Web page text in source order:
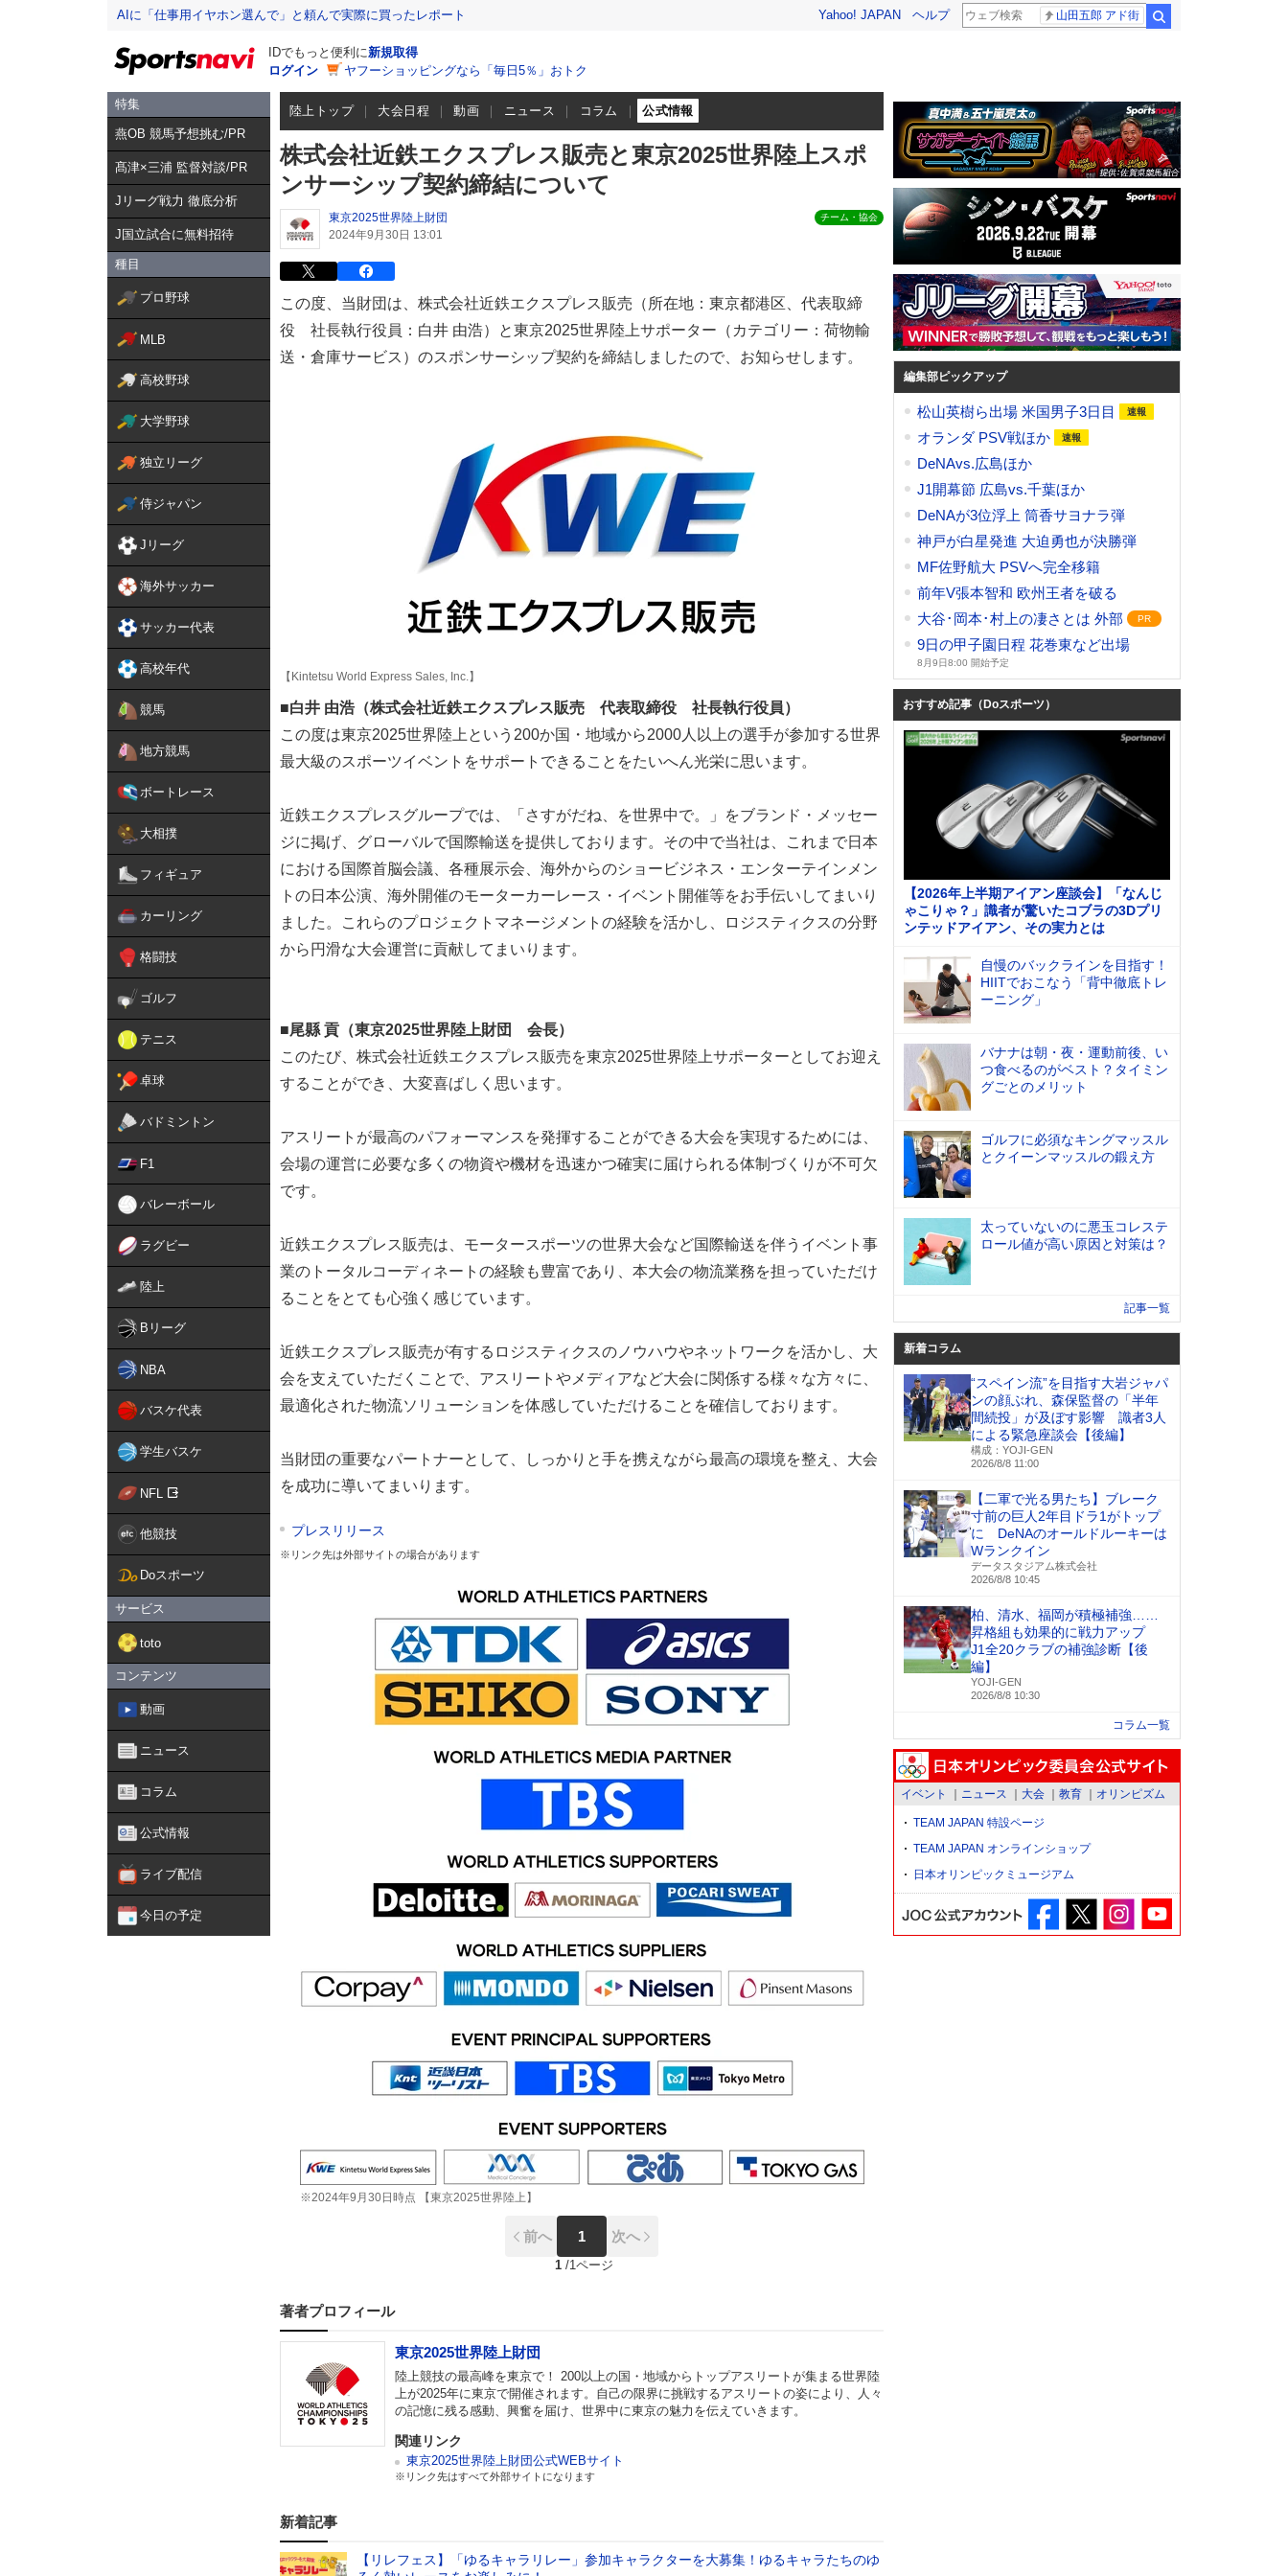
AIに「仕事用イヤホン選んで」と頼んで実際に買ったレポート Yahoo! JAPAN ヘルプ 山田五郎 アド街
IDでもっと便利に新規取得
ログイン
ヤフーショッピングなら「毎日5％」おトク
特集
燕OB 競馬予想挑む/PR
髙津×三浦 監督対談/PR
Jリーグ戦力 徹底分析
J国立試合に無料招待
種目
プロ野球
MLB
高校野球
大学野球
独立リーグ
侍ジャパン
Jリーグ
海外サッカー
サッカー代表
高校年代
競馬
地方競馬
ボートレース
大相撲
フィギュア
カーリング
格闘技
ゴルフ
テニス
卓球
バドミントン
F1
バレーボール
ラグビー
陸上
Bリーグ
NBA
バスケ代表
学生バスケ
NFL
他競技
Doスポーツ
サービス
toto
コンテンツ
動画
ニュース
コラム
公式情報
ライブ配信
今日の予定
陸上トップ 大会日程 動画 ニュース コラム 公式情報
株式会社近鉄エクスプレス販売と東京2025世界陸上スポ
ンサーシップ契約締結について
東京2025世界陸上財団
2024年9月30日 13:01
チーム・協会
この度、当財団は、株式会社近鉄エクスプレス販売（所在地：東京都港区、代表取締
役 社長執行役員：白井 由浩）と東京2025世界陸上サポーター（カテゴリー：荷物輸
送・倉庫サービス）のスポンサーシップ契約を締結しましたので、お知らせします。
【Kintetsu World Express Sales, Inc.】
■白井 由浩（株式会社近鉄エクスプレス販売 代表取締役 社長執行役員）
この度は東京2025世界陸上という200か国・地域から2000人以上の選手が参加する世界
最大級のスポーツイベントをサポートできることをたいへん光栄に思います。
近鉄エクスプレスグループでは、「さすがだね、を世界中で。」をブランド・メッセー
ジに掲げ、グローバルで国際輸送を提供しております。その中で当社は、これまで日本
における国際首脳会議、各種展示会、海外からのショービジネス・エンターテインメン
トの日本公演、海外開催のモーターカーレース・イベント開催等をお手伝いしてまいり
ました。これらのプロジェクトマネージメントの経験を活かし、ロジスティクスの分野
から円滑な大会運営に貢献してまいります。
■尾縣 貢（東京2025世界陸上財団 会長）
このたび、株式会社近鉄エクスプレス販売を東京2025世界陸上サポーターとしてお迎え
することができ、大変喜ばしく思います。
アスリートが最高のパフォーマンスを発揮することができる大会を実現するためには、
会場の運営に必要な多くの物資や機材を迅速かつ確実に届けられる体制づくりが不可欠
です。
近鉄エクスプレス販売は、モータースポーツの世界大会など国際輸送を伴うイベント事
業のトータルコーディネートの経験も豊富であり、本大会の物流業務を担っていただけ
ることをとても心強く感じています。
近鉄エクスプレス販売が有するロジスティクスのノウハウやネットワークを活かし、大
会を支えていただくことで、アスリートやメディアなど大会に関係する様々な方々に、
最適化された物流ソリューションを体感していただけることを確信しております。
当財団の重要なパートナーとして、しっかりと手を携えながら最高の環境を整え、大会
を成功に導いてまいります。
プレスリリース
※リンク先は外部サイトの場合があります
※2024年9月30日時点 【東京2025世界陸上】
前へ 1 次へ
1 /1ページ
著者プロフィール
東京2025世界陸上財団
陸上競技の最高峰を東京で！ 200以上の国・地域からトップアスリートが集まる世界陸
上が2025年に東京で開催されます。自己の限界に挑戦するアスリートの姿により、人々
の記憶に残る感動、興奮を届け、世界中に東京の魅力を伝えていきます。
関連リンク
東京2025世界陸上財団公式WEBサイト
※リンク先はすべて外部サイトになります
新着記事
【リレフェス】「ゆるキャラリレー」参加キャラクターを大募集！ゆるキャラたちのゆ
編集部ピックアップ
松山英樹ら出場 米国男子3日目
オランダ PSV戦ほか
DeNAvs.広島ほか
J1開幕節 広島vs.千葉ほか
DeNAが3位浮上 筒香サヨナラ弾
神戸が白星発進 大迫勇也が決勝弾
MF佐野航大 PSVへ完全移籍
前年V張本智和 欧州王者を破る
大谷･岡本･村上の凄さとは 外部
9日の甲子園日程 花巻東など出場
8月9日8:00 開始予定
おすすめ記事（Doスポーツ）
【2026年上半期アイアン座談会】「なんじ
ゃこりゃ？」識者が驚いたコブラの3Dプリ
ンテッドアイアン、その実力とは
自慢のバックラインを目指す！
HIITでおこなう「背中徹底トレ
ーニング」
バナナは朝・夜・運動前後、い
つ食べるのがベスト？タイミン
グごとのメリット
ゴルフに必須なキングマッスル
とクイーンマッスルの鍛え方
太っていないのに悪玉コレステ
ロール値が高い原因と対策は？
記事一覧
新着コラム
“スペイン流”を目指す大岩ジャパ
ンの顔ぶれ、森保監督の「半年
間続投」が及ぼす影響 識者3人
による緊急座談会【後編】
構成：YOJI-GEN
2026/8/8 11:00
【二軍で光る男たち】ブレーク
寸前の巨人2年目ドラ1がトップ
に DeNAのオールドルーキーは
Wランクイン
データスタジアム株式会社
2026/8/8 10:45
柏、清水、福岡が積極補強……
昇格組も効果的に戦力アップ
J1全20クラブの補強診断【後
編】
YOJI-GEN
2026/8/8 10:30
コラム一覧
イベント ニュース 大会 教育 オリンピズム
TEAM JAPAN 特設ページ
TEAM JAPAN オンラインショップ
日本オリンピックミュージアム